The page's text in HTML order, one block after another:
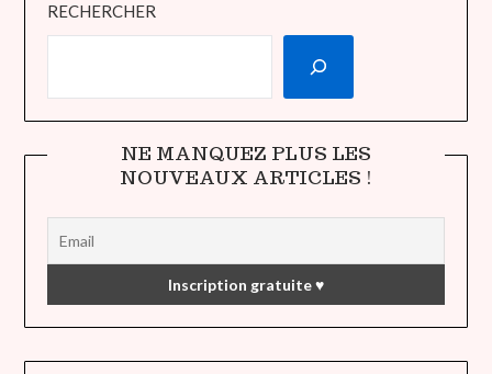
RECHERCHER
NE MANQUEZ PLUS LES
NOUVEAUX ARTICLES !